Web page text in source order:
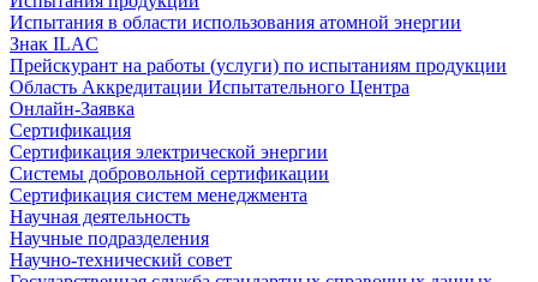
Испытания в области использования атомной энергии
Знак ILAC
Прейскурант на работы (услуги) по испытаниям продукции
Область Аккредитации Испытательного Центра
Онлайн-Заявка
Сертификация
Сертификация электрической энергии
Системы добровольной сертификации
Сертификация систем менеджмента
Научная деятельность
Научные подразделения
Научно-технический совет